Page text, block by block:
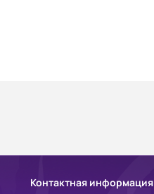
Контактная информация